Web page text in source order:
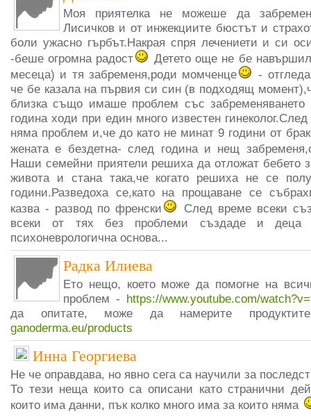
Моя приятелка не можеше да
Лисичков и от инжекциите бюстът и
боли ужасно гърбът.Накрая спря лечениети и си
-беше огромна радост
Детето още не бе
месеца) и тя забременя,роди момченце
-
че бе казала на първия си син (в подходящ
близка също имаше проблем със
година ходи при един много известен
няма проблем и,че до като не минат 9 години от
жената е бездетна- след година и нещ
Наши семейни приятели решиха да отложат бебето
живота и стана така,че когато решиха не се
години.Разведоха се,като на прощаване се
казва - развод по френски
След време всеки
всеки от тях без проблеми създаде и
психоневрологична основа...
Радка Илиева
Ето нещо, което може да помогне на
проблем - https://www.youtube.com/
да опитате, може да намерите
ganoderma.eu/products
Инна Георгиева
Не че оправдава, но явно сега са научили за
То тези неща които са описани като странични
които има данни, пък колко много има за които няма